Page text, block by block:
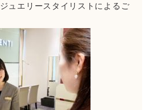
ジュエリースタイリストによるご